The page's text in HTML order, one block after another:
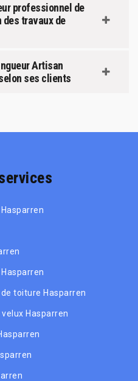
professionnel de
des travaux de
Artisan
ses clients
toiture Hasparren
Hasparren